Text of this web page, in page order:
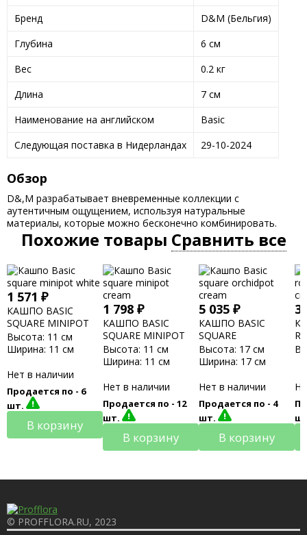
Бренд
D&M (Бельгия)
Глубина
6 см
Вес
0.2 кг
Длина
7 см
Наименование на английском
Basic
Следующая поставка в Нидерландах
29-10-2024
Обзор
D&,M разрабатывает вневременные коллекции с
аутентичным ощущением, используя натуральные
материалы, которые можно бесконечно комбинировать.
Похожие товары Сравнить все
1 571 ₽
КАШПО BASIC
SQUARE MINIPOT
WHITE
Высота: 11 см
Ширина: 11 см
Нет в наличии
Продается по - 6
шт.
В корзину
1 798 ₽
КАШПО BASIC
SQUARE MINIPOT
CREAM
Высота: 11 см
Ширина: 11 см
Нет в наличии
Продается по - 12
шт.
В корзину
5 035 ₽
КАШПО BASIC
SQUARE
ORCHIDPOT CREAM
Высота: 17 см
Ширина: 17 см
Нет в наличии
Продается по - 4
шт.
В корзину
3
© PROFFLORA.RU, 2023